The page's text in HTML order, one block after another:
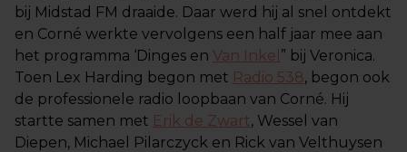
bij Midstad FM draaide. Daar werd hij al snel ontdekt
en Corné werkte vervolgens een half jaar mee aan
het programma ‘Dinges en Van Inkel ” bij Veronica.
Toen Lex Harding begon met Radio 538, begon ook
de professionele radio loopbaan van Corné. Hij
startte samen met Erik de Zwart, Wessel van
Diepen, Michael Pilarczyck en Rick van Velthuysen